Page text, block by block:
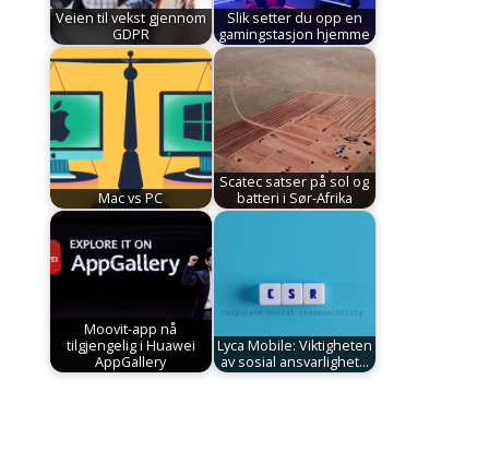
Veien til vekst gjennom
GDPR
Slik setter du opp en
gamingstasjon hjemme
Mac vs PC
Scatec satser på sol og
batteri i Sør-Afrika
Moovit-app nå
tilgjengelig i Huawei
AppGallery
Lyca Mobile: Viktigheten
av sosial ansvarlighet…